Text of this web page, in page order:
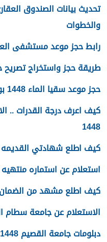
والخطوات
رابط حجز موعد مستشفى
طريقة حجز واستخراج تصريح حج
حجز موعد سقيا الماء 1448 بوابة المواطن
كيف اعرف درجة القدرات ..
1448
كيف اطلع شهادتي القديمه عبر
استعلام عن استماره منتهيه 1448 وطرق تجديدها
كيف اطلع مشهد من الضمان
الاستعلام عن جامعة سطام